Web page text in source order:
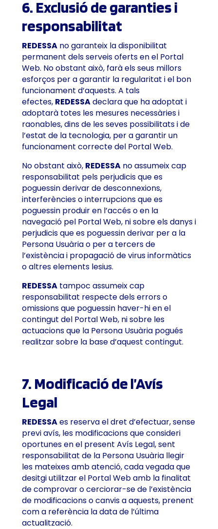
6. Exclusió de garanties i
responsabilitat
REDESSA no garanteix la disponibilitat
permanent dels serveis oferts en el Portal
Web. No obstant això, farà els seus millors
esforços per a garantir la regularitat i el bon
funcionament d’aquests. A tals
efectes, REDESSAdeclara que ha adoptat i
adoptarà totes les mesures necessàries i
raonables, dins de les seves possibilitats i de
l’estat de la tecnologia, per a garantir un
funcionament correcte del Portal Web.
No obstant això, REDESSA no assumeix cap
responsabilitat pels perjudicis que es
poguessin derivar de desconnexions,
interferències o interrupcions que es
poguessin produir en l’accés o en la
navegació pel Portal Web, ni sobre els danys i
perjudicis que es poguessin derivar per a la
Persona Usuària o per a tercers de
l’existència i propagació de virus informàtics
o altres elements lesius.
REDESSA tampoc assumeix cap
responsabilitat respecte dels errors o
omissions que poguessin haver-hi en el
contingut del Portal Web, ni sobre les
actuacions que la Persona Usuària pogués
realitzar sobre la base d’aquest contingut.
7. Modificació de l’Avís
Legal
REDESSAes reserva el dret d’efectuar, sense
previ avís, les modificacions que consideri
oportunes en el present Avís Legal, sent
responsabilitat de la Persona Usuària llegir
les mateixes amb atenció, cada vegada que
desitgi utilitzar el Portal Web amb la finalitat
de comprovar o cerciorar-se de l’existència
de modificacions o canvis a aquests, prenent
com a referència la data de l’última
actualització.